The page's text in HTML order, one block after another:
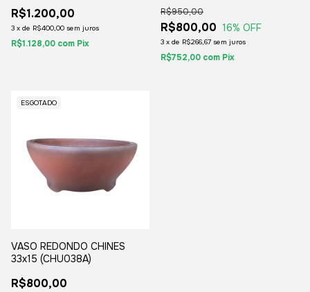
R$1.200,00
3 x de R$400,00 sem juros
R$1.128,00 com Pix
R$800,00
R$950,00
16% OFF
3 x de R$266,67 sem juros
R$752,00 com Pix
ESGOTADO
VASO REDONDO CHINES
33x15 (CHU038A)
R$800,00